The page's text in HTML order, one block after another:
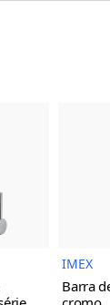
do Produto
IMEX
Barra